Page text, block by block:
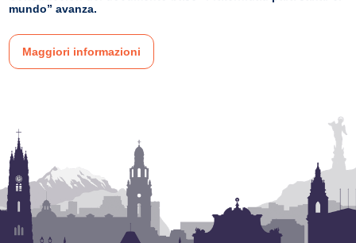
mundo” avanza.
Maggiori informazioni